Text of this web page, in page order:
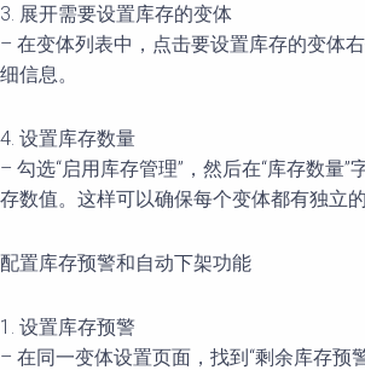
3. 展开需要设置库存的变体
– 在变体列表中，点击要设置库存的变体
细信息。
4. 设置库存数量
– 勾选“启用库存管理”，然后在“库存数量”
存数值。这样可以确保每个变体都有独立的
配置库存预警和自动下架功能
1. 设置库存预警
– 在同一变体设置页面，找到“剩余库存预